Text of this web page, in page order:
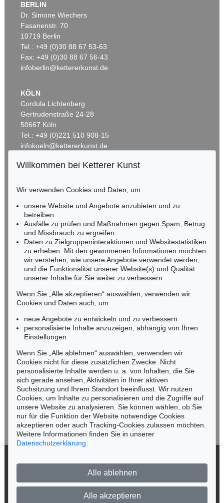
BERLIN
Dr. Simone Wiechers
Fasanenstr. 70
10719 Berlin
Tel.: +49 (0)30 88 67 53-63
Fax: +49 (0)30 88 67 56-43
infoberlin@kettererkunst.de
KÖLN
Cordula Lichtenberg
Gertrudenstraße 24-28
50667 Köln
Tel.: +49 (0)221 510 908-15
infokoeln@kettererkunst.de
RHEINLAND-PFALZ
Miriam Heß
Tel.: +49 (0)62 21 58 80-038
Fax: +49 (0)62 21 58 80-595
infoheidelberg@kettererkunst.de
NORDDEUTSCHLAND
Nico Kassel, M.A.
Tel.: +49 (0)89 55244-164
Mobil: +49 (0)171 8618661
n.kassel@kettererkunst.de
Keine Auktion mehr verpassen!
Wir informieren Sie rechtzeitig.
Jetzt zum Newsletter anmelden >
Impressum
Willkommen bei Ketterer Kunst
Wir verwenden Cookies und Daten, um
unsere Website und Angebote anzubieten und zu
betreiben
Ausfälle zu prüfen und Maßnahmen gegen Spam, Betrug
und Missbrauch zu ergreifen
Daten zu Zielgruppeninteraktionen und Websitestatistiken
zu erheben. Mit den gewonnenen Informationen möchten
wir verstehen, wie unsere Angebote verwendet werden,
und die Funktionalität unserer Website(s) und Qualität
unserer Inhalte für Sie weiter zu verbessern.
Wenn Sie „Alle akzeptieren“ auswählen, verwenden wir
Cookies und Daten auch, um
neue Angebote zu entwickeln und zu verbessern
personalisierte Inhalte anzuzeigen, abhängig von Ihren
Einstellungen
Wenn Sie „Alle ablehnen“ auswählen, verwenden wir
Cookies nicht für diese zusätzlichen Zwecke. Nicht
personalisierte Inhalte werden u. a. von Inhalten, die Sie
sich gerade ansehen, Aktivitäten in Ihrer aktiven
Suchsitzung und Ihrem Standort beeinflusst. Wir nutzen
Cookies, um Inhalte zu personalisieren und die Zugriffe auf
unsere Website zu analysieren. Sie können wählen, ob Sie
nur für die Funktion der Website notwendige Cookies
akzeptieren oder auch Tracking-Cookies zulassen möchten.
Weitere Informationen finden Sie in unserer
Datenschutzerklärung
Alle ablehnen
Alle akzeptieren